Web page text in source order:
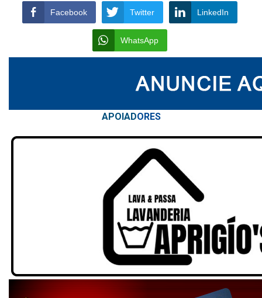
Facebook Twitter LinkedIn
WhatsApp
APOIADORES